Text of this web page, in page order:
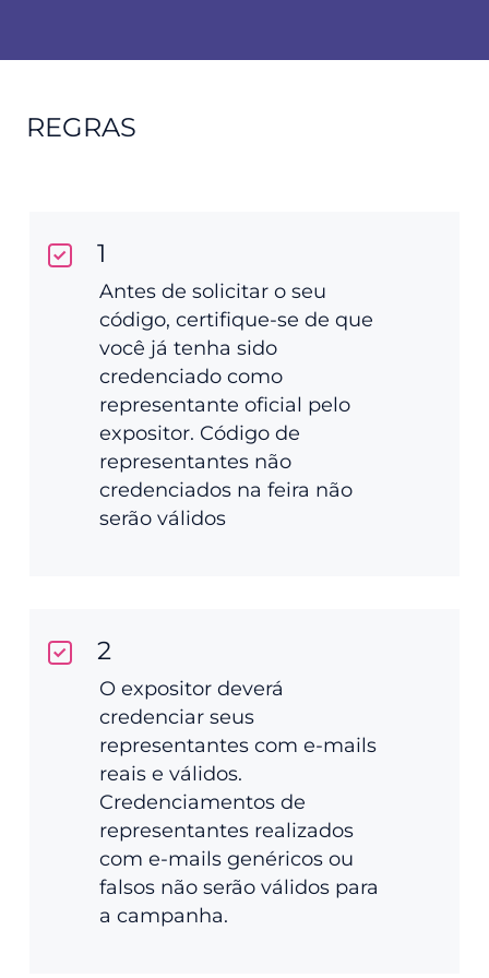
REGRAS
1
Antes de solicitar o seu
código, certifique-se de que
você já tenha sido
credenciado como
representante oficial pelo
expositor. Código de
representantes não
credenciados na feira não
serão válidos
2
O expositor deverá
credenciar seus
representantes com e-mails
reais e válidos.
Credenciamentos de
representantes realizados
com e-mails genéricos ou
falsos não serão válidos para
a campanha.